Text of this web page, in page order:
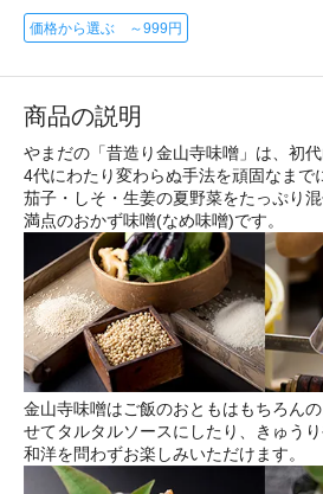
価格から選ぶ ～999円
商品の説明
やまだの「昔造り金山寺味噌」は、初
4代にわたり変わらぬ手法を頑固なまで
茄子・しそ・生姜の夏野菜をたっぷり
満点のおかず味噌(なめ味噌)です。
金山寺味噌はご飯のおともはもちろん
せてタルタルソースにしたり、きゅう
和洋を問わずお楽しみいただけます。